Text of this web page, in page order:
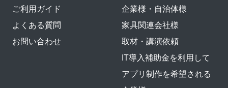
ご利用ガイド
よくある質問
お問い合わせ
企業様・自治体様
家具関連会社様
取材・講演依頼
IT導入補助金を利用して
アプリ制作を希望される